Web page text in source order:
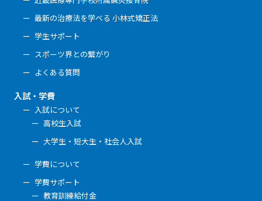
最新の治療法を学べる 小林式矯正法
学生サポート
スポーツ界との繋がり
よくある質問
入試・学費
入試について
高校生入試
大学生・短大生・社会人入試
学費について
学費サポート
教育訓練給付金